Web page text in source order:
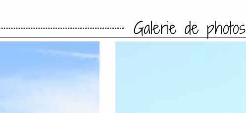
Galerie de photos